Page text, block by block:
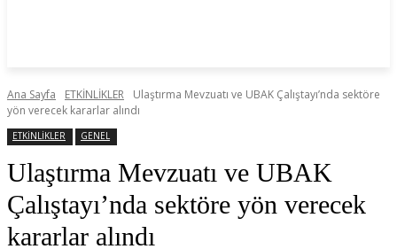
Ana Sayfa ETKİNLİKLER
Ulaştırma Mevzuatı ve UBAK Çalıştayı’nda sektöre
yön verecek kararlar alındı
ETKİNLİKLER GENEL
Ulaştırma Mevzuatı ve UBAK
Çalıştayı’nda sektöre yön verecek
kararlar alındı